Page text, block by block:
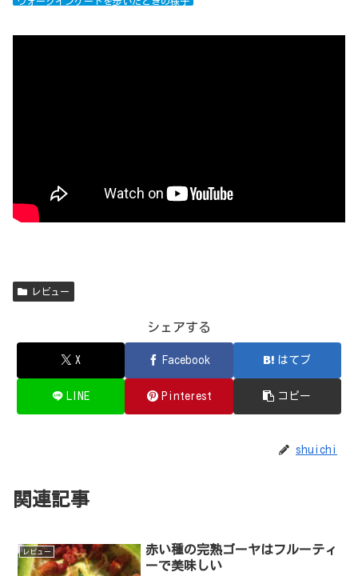
レビュー
シェアする
X Facebook はてブ
LINE Pinterest コピー
shuichi
関連記事
レビュー
赤い種の完熟ゴーヤはフルーティ
ーで美味しい